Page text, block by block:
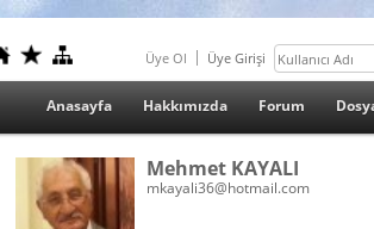
Üye Ol Üye Girişi
Anasayfa Hakkımızda Forum
Mehmet KAYALI
mkayali36@hotmail.com